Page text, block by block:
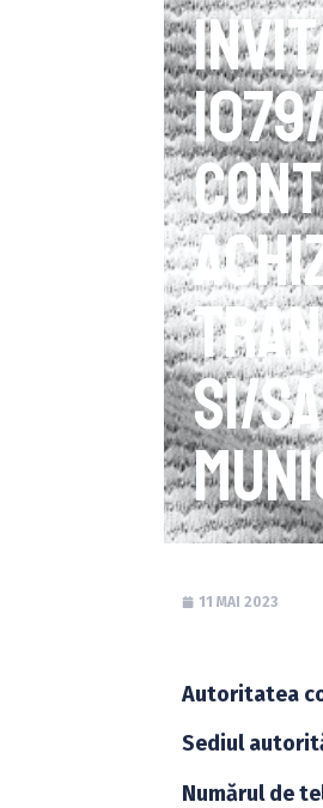
si/
11 MAI 2023
Autoritatea
Sediul
Numărul de